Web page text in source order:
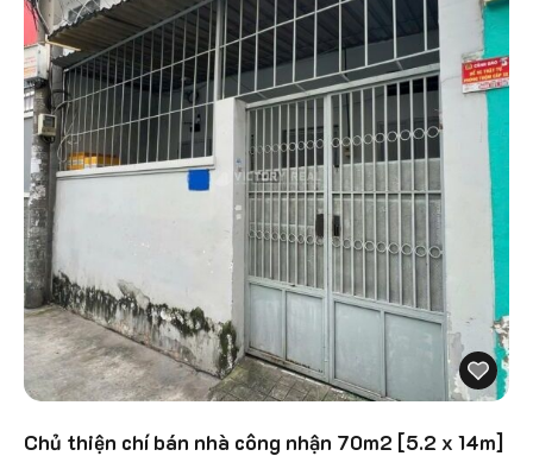
Chủ thiện chí bán nhà công nhận 70m2 [5.2 x 14m]